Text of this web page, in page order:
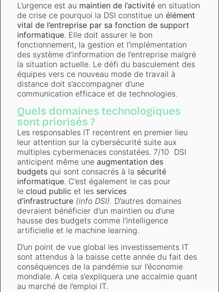
L’urgence est au maintien de l’activité en situation
de crise ce pourquoi la DSI constitue un élément
vital de l’entreprise par sa fonction de support
informatique. Elle doit assurer le bon
fonctionnement, la gestion et l’implémentation
des système d’information de l’entreprise malgré
la situation actuelle. Le défi du basculement des
équipes vers ce nouveau mode de travail à
distance doit s’accompagner d’une
communication efficace et de technologies.
Quels domaines technologiques
sont priorisés ?
Les responsables IT recentrent en premier lieu
leur attention sur la cybersécurité suite aux
multiples cybermenaces constatées. 7/10 DSI
anticipent même une augmentation des
budgets qui sont consacrés à la sécurité
informatique. C’est également le cas pour
le cloud public et les services
d’infrastructure (info DSI). D’autres domaines
devraient bénéficier d’un maintien ou d’une
hausse des budgets comme l’intelligence
artificielle et le machine learning.
D’un point de vue global les investissements IT
sont attendus à la baisse cette année du fait des
conséquences de la pandémie sur l’économie
mondiale. A cela s’expliquera une accalmie quant
au marché de l’emploi IT.